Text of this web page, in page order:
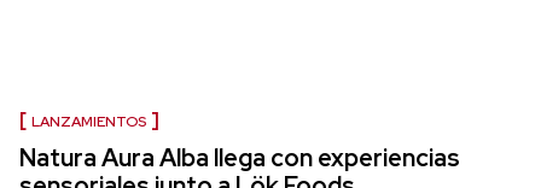
LANZAMIENTOS
Natura Aura Alba llega con experiencias